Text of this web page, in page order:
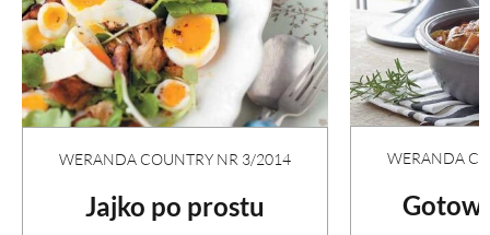
WERANDA COUNTRY NR 3/2014
Jajko po prostu
WERANDA